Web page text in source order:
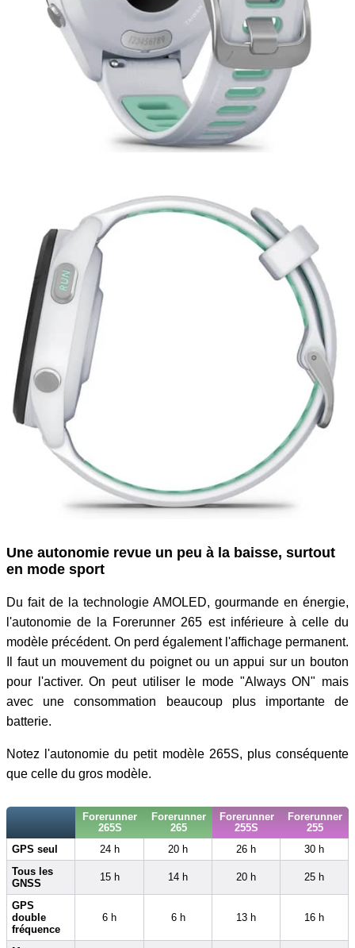
Une autonomie revue un peu à la baisse, surtout
en mode sport
Du fait de la technologie AMOLED, gourmande en énergie,
l'autonomie de la Forerunner 265 est inférieure à celle du
modèle précédent. On perd également l'affichage permanent.
Il faut un mouvement du poignet ou un appui sur un bouton
pour l'activer. On peut utiliser le mode "Always ON" mais
avec une consommation beaucoup plus importante de
batterie.
Notez l'autonomie du petit modèle 265S, plus conséquente
que celle du gros modèle.
Forerunner
265S
Forerunner
265
Forerunner
255S
Forerunner
255
GPS seul
24 h 20 h 26 h
30 h
Tous les
GNSS
15 h 14 h 20 h 25 h
GPS
double
fréquence
6 h 6 h 13 h 16 h